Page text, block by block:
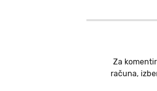
Za
računa,